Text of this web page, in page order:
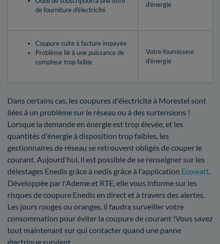
de fourniture d'électricité
d’énergie
Coupure suite à facture impayée
Problème lié à une puissance de
compteur trop faible
Votre fournisseur
d’énergie
Dans certains cas, les coupures d'électricité à Morestel sont
liées à un problème sur le réseau ou à des surtensions !
Lorsque la demande en énergie est trop élevée, et les
quantités d'énergie à disposition trop faibles, les
gestionnaires de réseau se retrouvent obligés de couper le
courant. Aujourd'hui, il est possible de se renseigner sur les
délestages Enedis grâce à nedis grâce à l'application Ecowatt.
Développée par l'Ademe et RTE, elle vous informe sur les
risques de coupure Enedis en direct et à travers des alertes.
Les jours rouges ou oranges, il faudra surveiller votre
consommation pour éviter la coupure de courant !Vous savez
tout maintenant sur qui contacter quand une panne
électrique survient.